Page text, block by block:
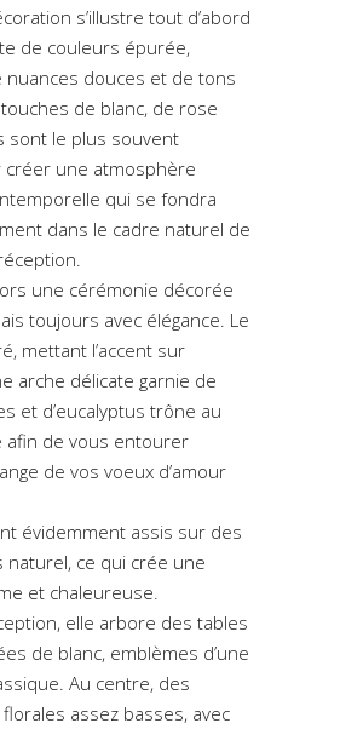
s’illustre tout d’abord
de couleurs épurée,
nuances douces et de tons
de blanc, de rose
sont le plus souvent
créer une atmosphère
qui se fondra
dans le cadre naturel de
une cérémonie décorée
toujours avec élégance. Le
mettant l’accent sur
arche délicate garnie de
et d’eucalyptus trône au
afin de vous entourer
de vos voeux d’amour
évidemment assis sur des
naturel, ce qui crée une
et chaleureuse.
elle arbore des tables
de blanc, emblèmes d’une
Au centre, des
assez basses, avec